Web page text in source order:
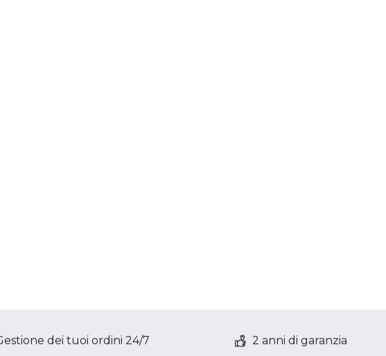
dei tuoi ordini 24/7 2 anni di garanzia